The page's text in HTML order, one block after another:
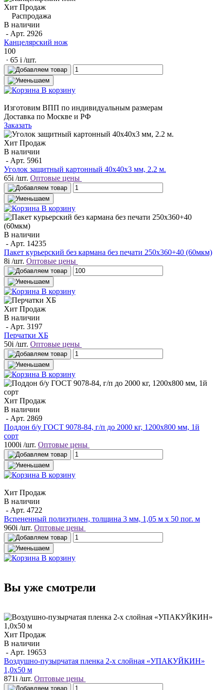
Хит Продаж
Распродажа
В наличии
- Арт. 2926
Канцелярский нож
100
· 65 i /шт.
В корзину
Изготовим ВПП по индивидуальным размерам
Доставка по Москве и РФ
Заказать
Хит Продаж
В наличии
- Арт. 5961
Уголок защитный картонный 40х40х3 мм, 2.2 м.
65i /шт. Оптовые цены
В корзину
В наличии
- Арт. 14235
Пакет курьерский без кармана без печати 250х360+40 (60мкм)
8i /шт. Оптовые цены
В корзину
Хит Продаж
В наличии
- Арт. 3197
Перчатки ХБ
50i /шт. Оптовые цены
В корзину
Хит Продаж
В наличии
- Арт. 2869
Поддон б/у ГОСТ 9078-84, г/п до 2000 кг, 1200х800 мм, 1й
сорт
1000i /шт. Оптовые цены
В корзину
Хит Продаж
В наличии
- Арт. 4722
Вспененный полиэтилен, толщина 3 мм, 1,05 м х 50 пог. м
960i /шт. Оптовые цены
В корзину
Вы уже смотрели
Хит Продаж
В наличии
- Арт. 19653
Воздушно-пузырчатая пленка 2-х слойная «УПАКУЙКИН»
1,0х50 м
871i /шт. Оптовые цены